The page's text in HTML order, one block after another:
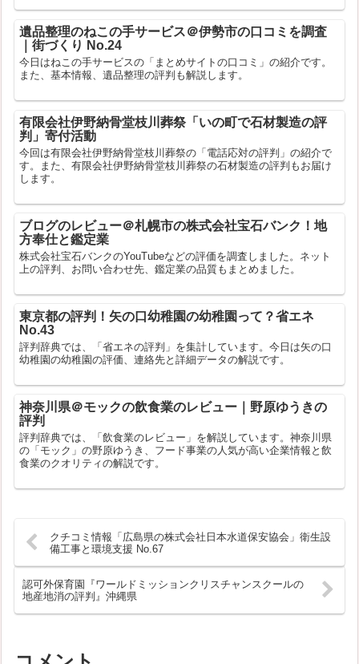
遺品整理のねこの手サービス＠伊勢市の口コミを調査
｜街づくり No.24
今日はねこの手サービスの「まとめサイトの口コミ」の紹介です。
また、基本情報、遺品整理の評判も解説します。
有限会社伊野納骨堂枝川葬祭「いの町で石材製造の評
判」寄付活動
今回は有限会社伊野納骨堂枝川葬祭の「電話応対の評判」の紹介で
す。また、有限会社伊野納骨堂枝川葬祭の石材製造の評判もお届け
します。
ブログのレビュー＠札幌市の株式会社宝石バンク！地
方奉仕と鑑定業
株式会社宝石バンクのYouTubeなどの評価を調査しました。ネット
上の評判、お問い合わせ先、鑑定業の品質もまとめました。
東京都の評判！矢の口幼稚園の幼稚園って？省エネ
No.43
評判辞典では、「省エネの評判」を集計しています。今日は矢の口
幼稚園の幼稚園の評価、連絡先と詳細データの解説です。
神奈川県＠モックの飲食業のレビュー｜野原ゆうきの
評判
評判辞典では、「飲食業のレビュー」を解説しています。神奈川県
の「モック」の野原ゆうき、フード事業の人気が高い企業情報と飲
食業のクオリティの解説です。
クチコミ情報「広島県の株式会社日本水道保安協会」衛生設
備工事と環境支援 No.67
認可外保育園『ワールドミッションクリスチャンスクールの
地産地消の評判』沖縄県